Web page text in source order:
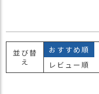
並び替
え
おすすめ順
レビュー順